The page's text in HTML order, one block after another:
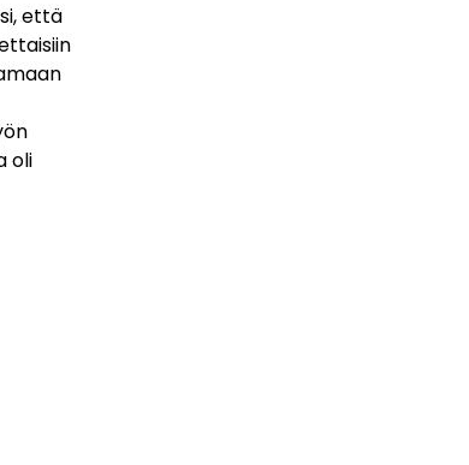
että
oli